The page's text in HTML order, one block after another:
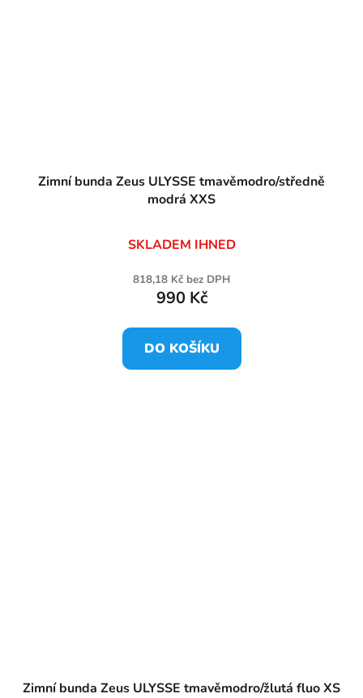
Zimní bunda Zeus ULYSSE tmavěmodro/středně
modrá XXS
SKLADEM IHNED
818,18 Kč bez DPH
990 Kč
DO KOŠÍKU
Zimní bunda Zeus ULYSSE tmavěmodro/žlutá fluo XS